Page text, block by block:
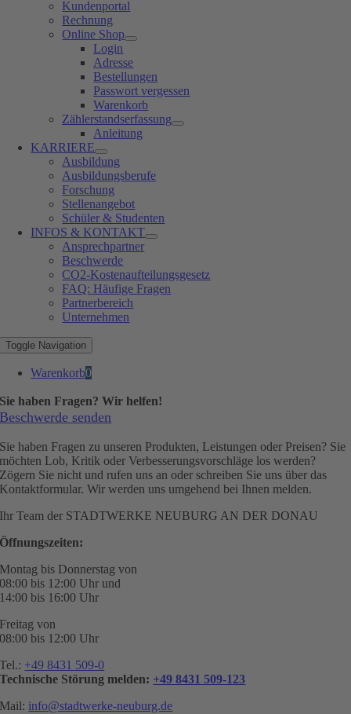
Kundenportal
Rechnung
Online Shop
Login
Adresse
Bestellungen
Passwort vergessen
Warenkorb
Zählerstandserfassung
Anleitung
KARRIERE
Ausbildung
Ausbildungsberufe
Forschung
Stellenangebot
Schüler & Studenten
INFOS & KONTAKT
Ansprechpartner
Beschwerde
CO2-Kostenaufteilungsgesetz
FAQ: Häufige Fragen
Partnerbereich
Unternehmen
Toggle Navigation
Warenkorb0
Sie haben Fragen? Wir helfen!
Beschwerde senden
Sie haben Fragen zu unseren Produkten, Leistungen oder Preisen? Sie
möchten Lob, Kritik oder Verbesserungsvorschläge los werden?
Zögern Sie nicht und rufen uns an oder schreiben Sie uns über das
Kontaktformular. Wir werden uns umgehend bei Ihnen melden.
Ihr Team der STADTWERKE NEUBURG AN DER DONAU
Öffnungszeiten:
Montag bis Donnerstag von
08:00 bis 12:00 Uhr und
14:00 bis 16:00 Uhr
Freitag von
08:00 bis 12:00 Uhr
Tel.: +49 8431 509-0
Technische Störung melden: +49 8431 509-123
Mail: info@stadtwerke-neuburg.de